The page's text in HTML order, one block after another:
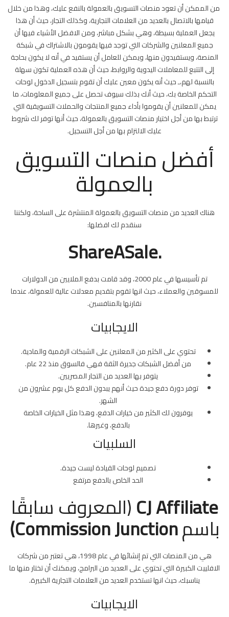
من الممكن أن تعود منصات التسويق بالعمولة بالنفع عليك، وهذا من خلال
قيامها بالاتصال بالعديد من العلامات التجارية، وكذلك التجار، حيث أن هذا
يجعل العملية بسيطة، وهي بشكل مباشر، ومن الافضل الأشياء فيها أن
جميع المعلنين والشركات التي توجد فيها يقومون بالاشتراك في شبكة
المنصة، ويستفيدون منها، ويمكن للعامل أن يستفيد في أنه لا يكون بحاجة
إلى التتبع للمعاملات اليدوية والروابط، حيث أن هذه العملية تكون سهلة
بالنسبة لهم،ـ حيث أنه يكون معين عليك أن تقوم بتسجيل الدخول لوحات
التحكم الخاصة بك، حيث أنك بذلك سيوف تحصل على جميع المعلومات، ما
يمكن للمعلنين أن يقوموا بأداء جميع المنتجات والحملات التسويقية التي
ترتبط بها من أجل اختيار منصات التسويق بالعمولة، حيث أنها توفر لك شروط
عليك الالتزام بها من أجل التسجيل.
أفضل منصات التسويق
بالعمولة
هناك العديد من منصات التسويق بالعمولة المنتشرة على الساحة، ولكننا
سنقدم لك افضلها:
.ShareASale
تم تأسيسها في عام 2000، وقد قامت بدفع الملايين من الدولارات
للمسوقين والعملاء، حيث انها تقوم بتقديم معدلات عالية للعمولة، عندما
نقارنها بالمنافسين.
الايجابيات
تحتوي على الكثير من المعلنين على الشبكات الرقمية والمادية.
من أفضل الشبكات جديرة الثقة فهي فالسوق منذ 22 عام.
يتوفر بها العديد من التجار المصريين.
توفر دورة دفع جيدة حيث أنهم يبدون الدفع كل يوم عشرون من
الشهر.
يوفرون لك الكثير من خيارات الدفع، وهذا مثل الخيارات الخاصة
بالدفع، وغيرها.
السلبيات
تصميم لوحات القيادة ليست جيدة.
الحد الخاص بالدفع مرتفع
CJ Affiliate(المعروف سابقًا
باسمCommission Junction)
هي من المنصات التي تم إنشائها في عام 1998، هي تعتبر من شركات
الافلييت الكبيرة التي تحتوي على العديد من البرامج، ويمكنك أن تختار منها ما
يناسبك، حيث انها تستخدم العديد من العلامات التجارية الكبيرة.
الايجابيات